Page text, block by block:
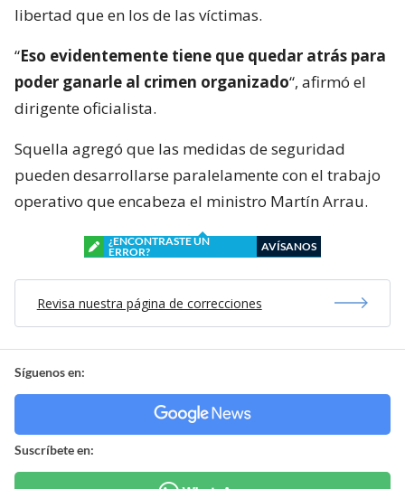
libertad que en los de las víctimas.
“Eso evidentemente tiene que quedar atrás para
poder ganarle al crimen organizado“, afirmó el
dirigente oficialista.
Squella agregó que las medidas de seguridad
pueden desarrollarse paralelamente con el trabajo
operativo que encabeza el ministro Martín Arrau.
¿ENCONTRASTE UN
ERROR?
AVÍSANOS
Revisa nuestra página de correcciones
Síguenos en:
Suscríbete en: